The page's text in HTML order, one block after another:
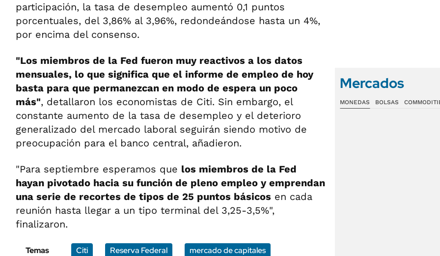
participación, la tasa de desempleo aumentó 0,1 puntos
porcentuales, del 3,86% al 3,96%, redondeándose hasta un 4%,
por encima del consenso.
"Los miembros de la Fed fueron muy reactivos a los datos
mensuales, lo que significa que el informe de empleo de hoy
basta para que permanezcan en modo de espera un poco
más", detallaron los economistas de Citi. Sin embargo, el
constante aumento de la tasa de desempleo y el deterioro
generalizado del mercado laboral seguirán siendo motivo de
preocupación para el banco central, añadieron.
"Para septiembre esperamos que los miembros de la Fed
hayan pivotado hacia su función de pleno empleo y emprendan
una serie de recortes de tipos de 25 puntos básicos en cada
reunión hasta llegar a un tipo terminal del 3,25-3,5%",
finalizaron.
Temas Citi Reserva Federal mercado de capitales
Mercados
MONEDAS BOLSAS